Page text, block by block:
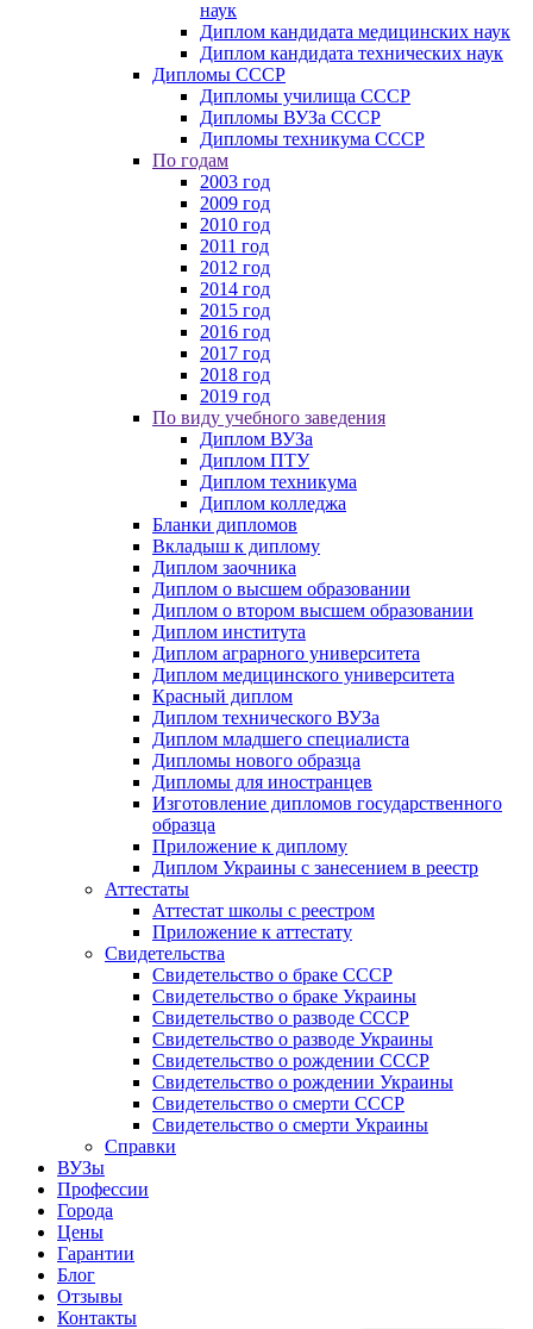
наук
Диплом кандидата медицинских наук
Диплом кандидата технических наук
Дипломы СССР
Дипломы училища СССР
Дипломы ВУЗа СССР
Дипломы техникума СССР
По годам
2003 год
2009 год
2010 год
2011 год
2012 год
2014 год
2015 год
2016 год
2017 год
2018 год
2019 год
По виду учебного заведения
Диплом ВУЗа
Диплом ПТУ
Диплом техникума
Диплом колледжа
Бланки дипломов
Вкладыш к диплому
Диплом заочника
Диплом о высшем образовании
Диплом о втором высшем образовании
Диплом института
Диплом аграрного университета
Диплом медицинского университета
Красный диплом
Диплом технического ВУЗа
Диплом младшего специалиста
Дипломы нового образца
Дипломы для иностранцев
Изготовление дипломов государственного
образца
Приложение к диплому
Диплом Украины с занесением в реестр
Аттестаты
Аттестат школы с реестром
Приложение к аттестату
Свидетельства
Свидетельство о браке СССР
Свидетельство о браке Украины
Свидетельство о разводе СССР
Свидетельство о разводе Украины
Свидетельство о рождении СССР
Свидетельство о рождении Украины
Свидетельство о смерти СССР
Свидетельство о смерти Украины
Справки
ВУЗы
Профессии
Города
Цены
Гарантии
Блог
Отзывы
Контакты